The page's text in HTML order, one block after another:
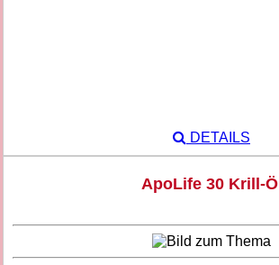
DETAILS
ApoLife 30 Krill-Öl